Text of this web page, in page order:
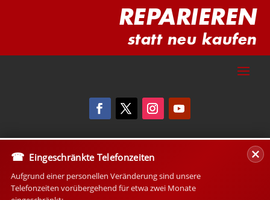
REPARIEREN
statt neu kaufen
Eingeschränkte Telefonzeiten
Aufgrund einer personellen Veränderung sind unsere
Telefonzeiten vorübergehend für etwa zwei Monate